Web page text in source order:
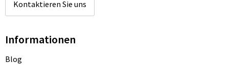
Kontaktieren Sie uns
Informationen
Blog